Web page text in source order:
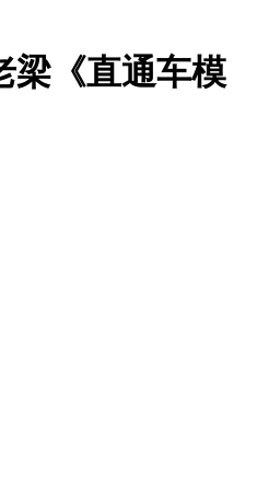
梁《直通车模